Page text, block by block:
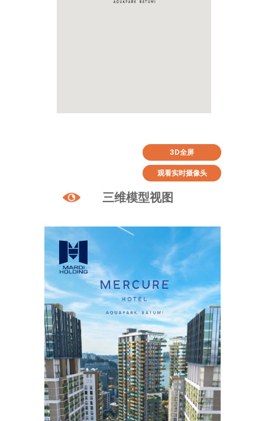
三维模型视图
3D全屏
观看实时摄像头